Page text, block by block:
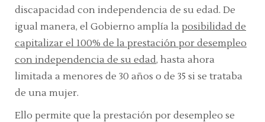
discapacidad con independencia de su edad. De
igual manera, el Gobierno amplía la posibilidad de
capitalizar el 100% de la prestación por desempleo
con independencia de su edad, hasta ahora
limitada a menores de 30 años o de 35 si se trataba
de una mujer.
Ello permite que la prestación por desempleo se